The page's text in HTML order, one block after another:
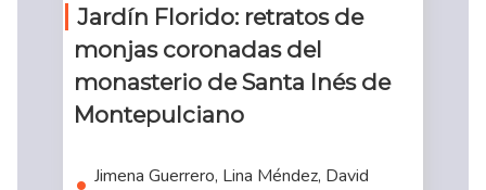
Jardín Florido: retratos de
monjas coronadas del
monasterio de Santa Inés de
Montepulciano
Jimena Guerrero, Lina Méndez, David